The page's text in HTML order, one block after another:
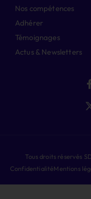
Nos compétences
Adhérer
Témoignages
Actus & Newsletters
Tous droits réservés
ConfidentialitéMentions